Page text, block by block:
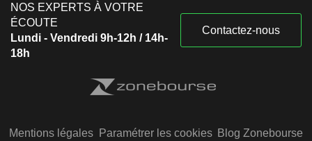
NOS EXPERTS À VOTRE
ÉCOUTE
Lundi - Vendredi 9h-12h / 14h-
18h
Contactez-nous
Mentions légales Paramétrer les cookies Blog Zonebourse